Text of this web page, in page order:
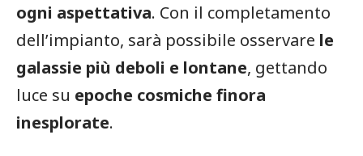
ogni aspettativa. Con il completamento
dell’impianto, sarà possibile osservare le
galassie più deboli e lontane, gettando
luce su epoche cosmiche finora
inesplorate.